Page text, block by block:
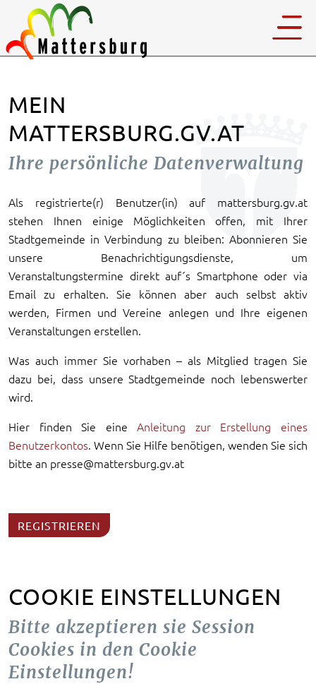
MEIN
MATTERSBURG.GV.AT
Ihre persönliche Datenverwaltung
Als registrierte(r) Benutzer(in) auf mattersburg.gv.at
stehen Ihnen einige Möglichkeiten offen, mit Ihrer
Stadtgemeinde in Verbindung zu bleiben: Abonnieren Sie
unsere Benachrichtigungsdienste, um
Veranstaltungstermine direkt auf´s Smartphone oder via
Email zu erhalten. Sie können aber auch selbst aktiv
werden, Firmen und Vereine anlegen und Ihre eigenen
Veranstaltungen erstellen.
Was auch immer Sie vorhaben – als Mitglied tragen Sie
dazu bei, dass unsere Stadtgemeinde noch lebenswerter
wird.
Hier finden Sie eineAnleitung zur Erstellung eines
Benutzerkontos. Wenn Sie Hilfe benötigen, wenden Sie sich
bitte an presse@mattersburg.gv.at
REGISTRIEREN
COOKIE EINSTELLUNGEN
Bitte akzeptieren sie Session
Cookies in den Cookie
Einstellungen!